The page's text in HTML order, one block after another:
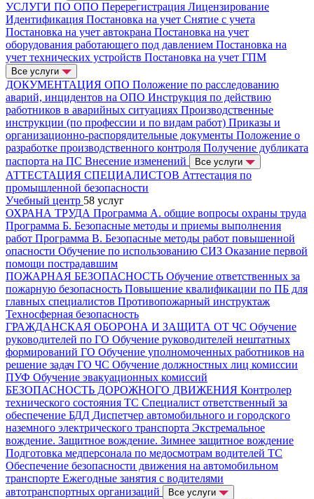
УСЛУГИ ПО ОПО Перерегистрация Лицензирование
Идентификация Постановка на учет Снятие с учета
Постановка на учет автокрана Постановка на учет
оборудования работающего под давлением Постановка на
учет технических устройств Постановка на учет ГПМ
Все услуги
ДОКУМЕНТАЦИЯ ОПО Положение по расследованию
аварий, инцидентов на ОПО Инструкция по действию
работников в аварийных ситуациях Производственные
инструкции (по профессии и по видам работ) Приказы и
организационно-распорядительные документы Положение о
разработке производственного контроля Получение дубликата
паспорта на ПС Внесение изменений Все услуги
АТТЕСТАЦИЯ СПЕЦИАЛИСТОВ Аттестация по
промышленной безопасности
Учебный центр 58 услуг
ОХРАНА ТРУДА Программа А. общие вопросы охраны труда
Программа Б. Безопасные методы и приемы выполнения
работ Программа В. Безопасные методы работ повышенной
опасности Обучение по использованию СИЗ Оказание первой
помощи пострадавшим
ПОЖАРНАЯ БЕЗОПАСНОСТЬ Обучение ответственных за
пожарную безопасность Повышение квалификации по ПБ для
главных специалистов Противопожарный инструктаж
Техносферная безопасность
ГРАЖДАНСКАЯ ОБОРОНА И ЗАЩИТА ОТ ЧС Обучение
руководителей по ГО Обучение руководителей нештатных
формирований ГО Обучение уполномоченных работников на
решение задач ГО ЧС Обучение должностных лиц комиссии
ПУФ Обучение эвакуационных комиссий
БЕЗОПАСНОСТЬ ДОРОЖНОГО ДВИЖЕНИЯ Контролер
технического состояния ТС Специалист ответственный за
обеспечение БДД Диспетчер автомобильного и городского
наземного электрического транспорта Экстремальное
вождение. Защитное вождение. Зимнее защитное вождение
Подготовка медперсонала по медосмотрам водителей ТС
Обеспечение безопасности движения на автомобильном
транспорте Ежегодные занятия с водителями
автотранспортных организаций
Все услуги